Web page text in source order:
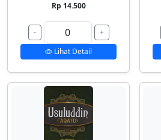
Rp 14.500
-
+
Lihat Detail